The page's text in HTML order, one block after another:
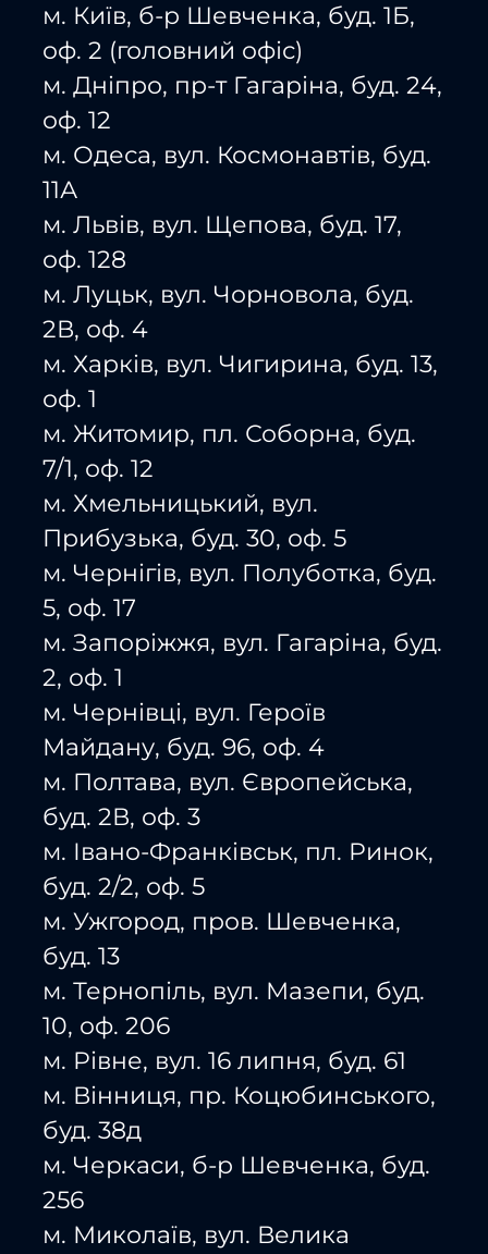
м. Київ, б-р Шевченка, буд. 1Б,
оф. 2 (головний офіс)
м. Дніпро, пр-т Гагаріна, буд. 24,
оф. 12
м. Одеса, вул. Космонавтів, буд.
11А
м. Львів, вул. Щепова, буд. 17,
оф. 128
м. Луцьк, вул. Чорновола, буд.
2В, оф. 4
м. Харків, вул. Чигирина, буд. 13,
оф. 1
м. Житомир, пл. Соборна, буд.
7/1, оф. 12
м. Хмельницький, вул.
Прибузька, буд. 30, оф. 5
м. Чернігів, вул. Полуботка, буд.
5, оф. 17
м. Запоріжжя, вул. Гагаріна, буд.
2, оф. 1
м. Чернівці, вул. Героїв
Майдану, буд. 96, оф. 4
м. Полтава, вул. Європейська,
буд. 2В, оф. 3
м. Івано-Франківськ, пл. Ринок,
буд. 2/2, оф. 5
м. Ужгород, пров. Шевченка,
буд. 13
м. Тернопіль, вул. Мазепи, буд.
10, оф. 206
м. Рівне, вул. 16 липня, буд. 61
м. Вінниця, пр. Коцюбинського,
буд. 38д
м. Черкаси, б-р Шевченка, буд.
256
м. Миколаїв, вул. Велика